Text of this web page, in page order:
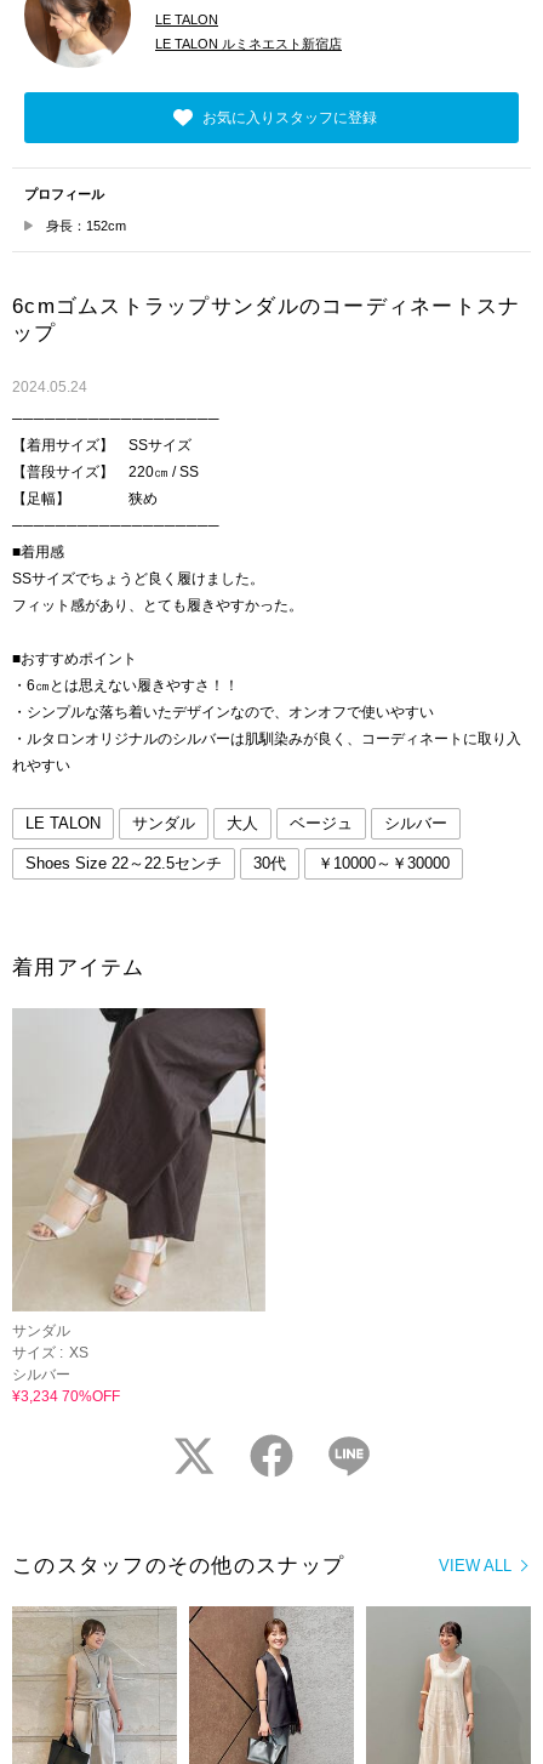
LE TALON
LE TALON ルミネエスト新宿店
お気に入りスタッフに登録
プロフィール
身長：152cm
6cmゴムストラップサンダルのコーディネートスナ
ップ
2024.05.24
───────────────────
【着用サイズ】 SSサイズ
【普段サイズ】 220㎝ / SS
【足幅】 狭め
───────────────────
■着用感
SSサイズでちょうど良く履けました。
フィット感があり、とても履きやすかった。
■おすすめポイント
・6㎝とは思えない履きやすさ！！
・シンプルな落ち着いたデザインなので、オンオフで使いやすい
・ルタロンオリジナルのシルバーは肌馴染みが良く、コーディネートに取り入
れやすい
LE TALON サンダル 大人 ベージュ シルバー
Shoes Size 22～22.5センチ 30代 ￥10000～￥30000
着用アイテム
サンダル
サイズ : XS
シルバー
¥3,234 70%OFF
twitter facebook
VIEW ALL
このスタッフのその他のスナップ